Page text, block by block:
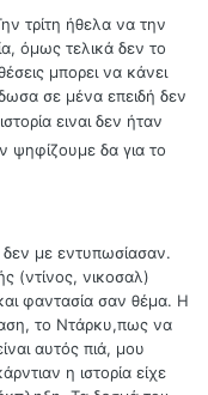
τρίτη ήθελα να την
όμως τελικά δεν το
μπορει να κάνει
σε μένα επειδή δεν
ειναι δεν ήταν
ψηφίζουμε δα για το
δεν με εντυπωσίασαν.
(ντίνος, νικοσαλ)
φαντασία σαν θέμα. Η
το Ντάρκυ,πως να
αυτός πιά, μου
η ιστορία είχε